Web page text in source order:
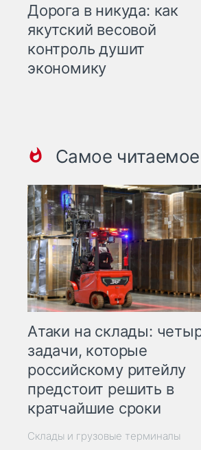
Дорога в никуда: как
якутский весовой
контроль душит
экономику
Самое читаемое
Атаки на склады:
задачи, которые
российскому ритейлу
предстоит решить в
кратчайшие сроки
Склады и грузовые терминалы